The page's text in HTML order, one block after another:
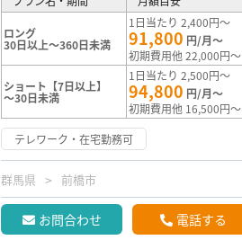
ロング
30日以上～360日未満
1日当たり 2,400円～
91,800 円/月～
初期費用他 22,000円～
ショート【7日以上】
～30日未満
1日当たり 2,500円～
94,800 円/月～
初期費用他 16,500円～
テレワーク・在宅勤務可
群馬県 前橋市
お問合わせ 電話する